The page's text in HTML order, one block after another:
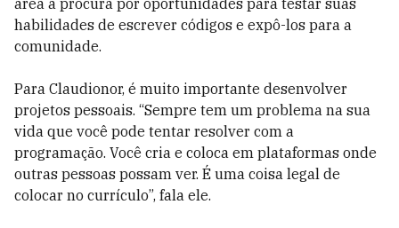
área a procura por oportunidades para testar suas
habilidades de escrever códigos e expô-los para a
comunidade.
Para Claudionor, é muito importante desenvolver
projetos pessoais. “Sempre tem um problema na sua
vida que você pode tentar resolver com a
programação. Você cria e coloca em plataformas onde
outras pessoas possam ver. É uma coisa legal de
colocar no currículo”, fala ele.